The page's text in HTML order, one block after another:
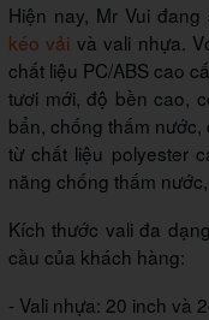
Hiện nay, Mr Vui
kéo vải và vali nhựa.
chất liệu PC/ABS cao
tươi mới, độ bền cao,
bẩn, chống thấm nước,
từ chất liệu polyester
năng chống thấm
Kích thước vali đa
cầu của khách hàng:
- Vali nhựa: 20 inch và